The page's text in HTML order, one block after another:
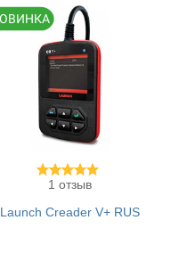
1 отзыв
Launch Creader V+ RUS